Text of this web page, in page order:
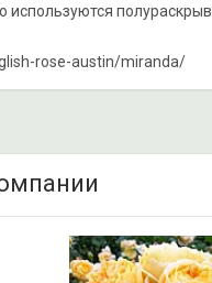
используются
rose-austin/miranda/